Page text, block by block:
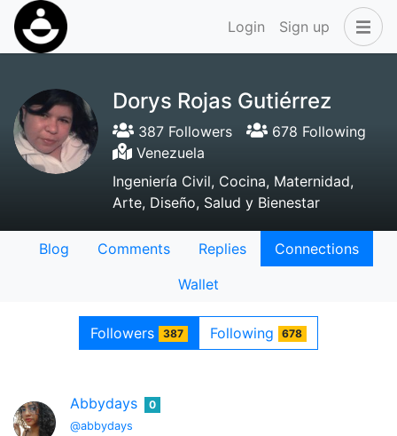
Login Sign up
Dorys Rojas Gutiérrez
387 Followers
678 Following
Venezuela
Ingeniería Civil, Cocina, Maternidad,
Arte, Diseño, Salud y Bienestar
Blog Comments Replies
Connections
Wallet
Followers 387 Following 678
Abbydays
@abbydays
0